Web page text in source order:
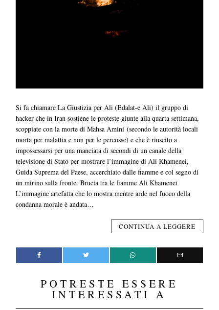
Si fa chiamare La Giustizia per Ali (Edalat-e Ali) il gruppo di
hacker che in Iran sostiene le proteste giunte alla quarta settimana,
scoppiate con la morte di Mahsa Amini (secondo le autorità locali
morta per malattia e non per le percosse) e che è riuscito a
impossessarsi per una manciata di secondi di un canale della
televisione di Stato per mostrare l’immagine di Ali Khamenei,
Guida Suprema del Paese, accerchiato dalle fiamme e col segno di
un mirino sulla fronte. Brucia tra le fiamme Ali Khamenei
L’immagine artefatta che lo mostra mentre arde nel fuoco della
condanna morale è andata…
CONTINUA A LEGGERE
POTRESTE ESSERE
INTERESSATI A